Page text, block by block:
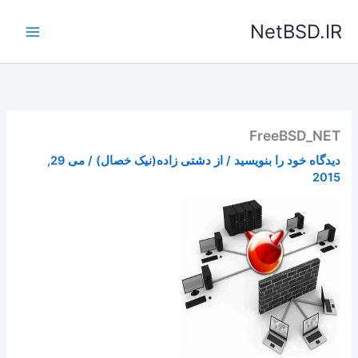
NetBSD.IR
FreeBSD_NET
دیدگاه‌ خود را بنویسید / از دشتی زاده(نیک خصال)/
می 29,
2015